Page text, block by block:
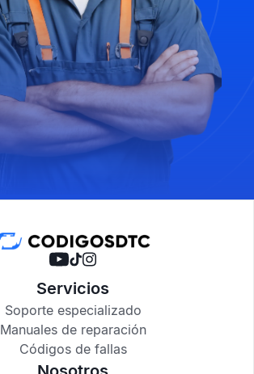
Servicios
Soporte especializado
Manuales de reparación
Códigos de fallas